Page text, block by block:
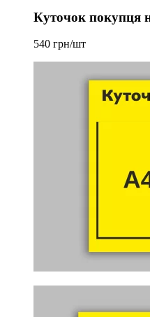
Куточок покупця
540 грн/шт